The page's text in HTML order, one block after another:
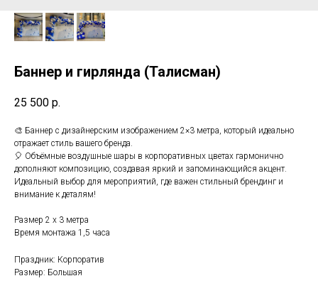
Баннер и гирлянда (Талисман)
25 500 р.
🎨 Баннер с дизайнерским изображением 2×3 метра, который идеально
отражает стиль вашего бренда.
🎈 Объёмные воздушные шары в корпоративных цветах гармонично
дополняют композицию, создавая яркий и запоминающийся акцент.
Идеальный выбор для мероприятий, где важен стильный брендинг и
внимание к деталям!
Размер 2 х 3 метра
Время монтажа 1,5 часа
Праздник: Корпоратив
Размер: Большая